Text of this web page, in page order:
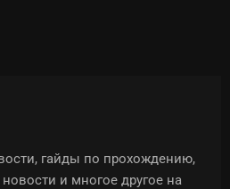
гайды по прохождению,
и многое другое на